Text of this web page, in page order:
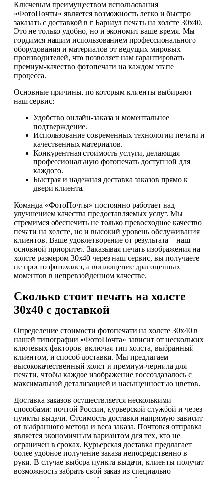
Ключевым преимуществом использования
«ФотоПочты» является возможность легко и быстро
заказать с доставкой в г Барнаул печать на холсте 30х40.
Это не только удобно, но и экономит ваше время. Мы
гордимся нашим использованием профессионального
оборудования и материалов от ведущих мировых
производителей, что позволяет нам гарантировать
премиум-качество фотопечати на каждом этапе
процесса.
Основные причины, по которым клиенты выбирают
наш сервис:
Удобство онлайн-заказа и моментальное
подтверждение.
Использование современных технологий печати и
качественных материалов.
Конкурентная стоимость услуги, делающая
профессиональную фотопечать доступной для
каждого.
Быстрая и надежная доставка заказов прямо к
двери клиента.
Команда «ФотоПочты» постоянно работает над
улучшением качества предоставляемых услуг. Мы
стремимся обеспечить не только превосходное качество
печати на холсте, но и высокий уровень обслуживания
клиентов. Ваше удовлетворение от результата – наш
основной приоритет. Заказывая печать изображения на
холсте размером 30х40 через наш сервис, вы получаете
не просто фотохолст, а воплощение драгоценных
моментов в непревзойденном качестве.
Сколько стоит печать на холсте
30х40 с доставкой
Определение стоимости фотопечати на холсте 30х40 в
нашей типографии «ФотоПочта» зависит от нескольких
ключевых факторов, включая тип холста, выбранный
клиентом, и способ доставки. Мы предлагаем
высококачественный холст и премиум-чернила для
печати, чтобы каждое изображение воссоздавалось с
максимальной детализацией и насыщенностью цветов.
Доставка заказов осуществляется несколькими
способами: почтой России, курьерской службой и через
пункты выдачи. Стоимость доставки напрямую зависит
от выбранного метода и веса заказа. Почтовая отправка
является экономичным вариантом для тех, кто не
ограничен в сроках. Курьерская доставка предлагает
более удобное получение заказа непосредственно в
руки. В случае выбора пункта выдачи, клиенты получат
возможность забрать свой заказ из специально